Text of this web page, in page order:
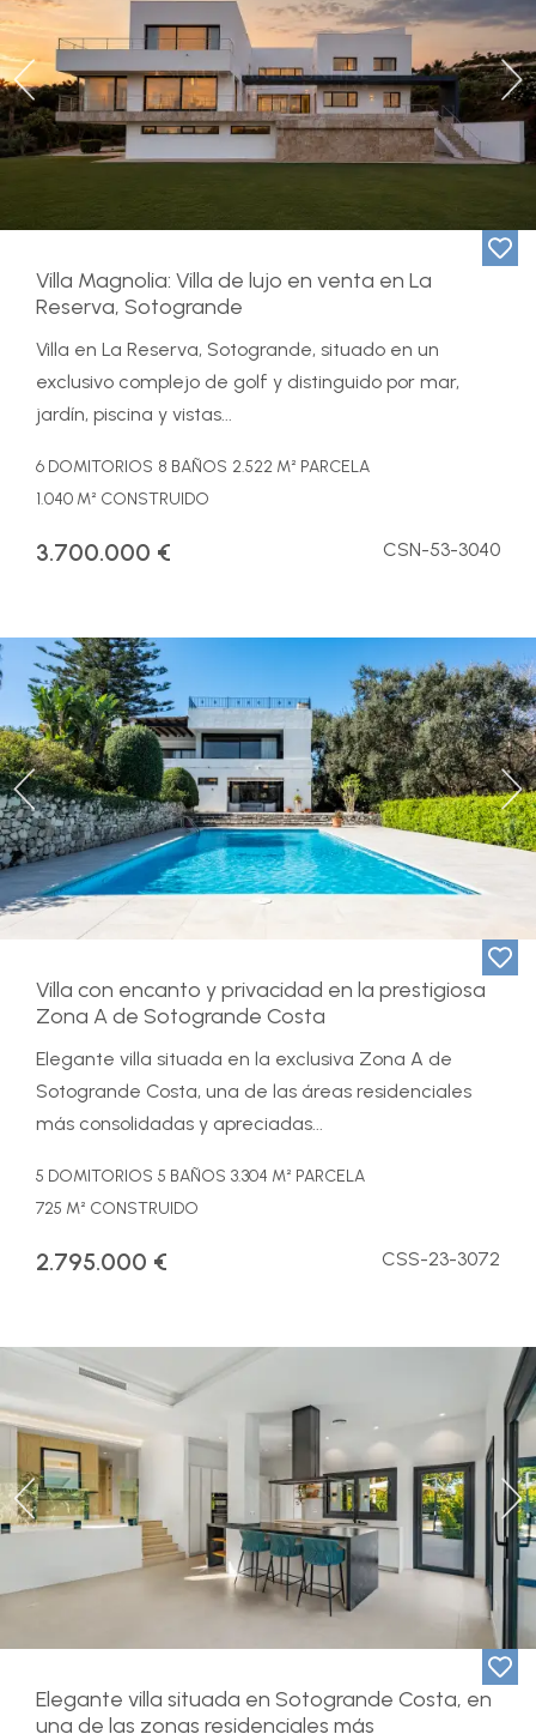
Previous
Villa Magnolia: Villa de lujo en venta en La
Reserva, Sotogrande
Villa en La Reserva, Sotogrande, situado en un
exclusivo complejo de golf y distinguido por mar,
jardín, piscina y vistas...
6 DOMITORIOS 8 BAÑOS 2.522 M² PARCELA
1.040 M² CONSTRUIDO
3.700.000 € CSN-53-3040
Previous
Villa con encanto y privacidad en la prestigiosa
Zona A de Sotogrande Costa
Elegante villa situada en la exclusiva Zona A de
Sotogrande Costa, una de las áreas residenciales
más consolidadas y apreciadas...
5 DOMITORIOS 5 BAÑOS 3.304 M² PARCELA
725 M² CONSTRUIDO
2.795.000 € CSS-23-3072
Previous
Elegante villa situada en Sotogrande Costa, en
una de las zonas residenciales más